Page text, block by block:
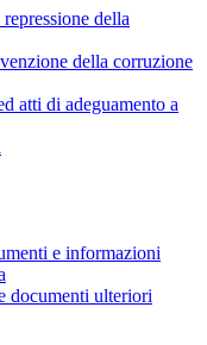
della
della corruzione
atti di adeguamento a
e informazioni
documenti ulteriori